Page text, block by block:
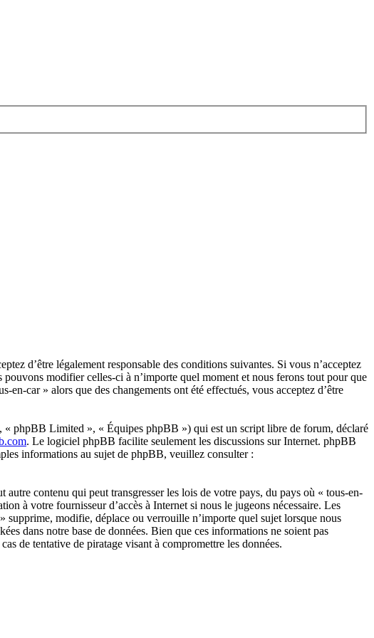
d’être légalement responsable des conditions suivantes. Si vous n’acceptez
pouvons modifier celles-ci à n’importe quel moment et nous ferons tout pour que
car » alors que des changements ont été effectués, vous acceptez d’être
phpBB Limited », « Équipes phpBB ») qui est un script libre de forum, déclaré
. Le logiciel phpBB facilite seulement les discussions sur Internet. phpBB
informations au sujet de phpBB, veuillez consulter :
contenu qui peut transgresser les lois de votre pays, du pays où « tous-en-
à votre fournisseur d’accès à Internet si nous le jugeons nécessaire. Les
supprime, modifie, déplace ou verrouille n’importe quel sujet lorsque nous
dans notre base de données. Bien que ces informations ne soient pas
de tentative de piratage visant à compromettre les données.